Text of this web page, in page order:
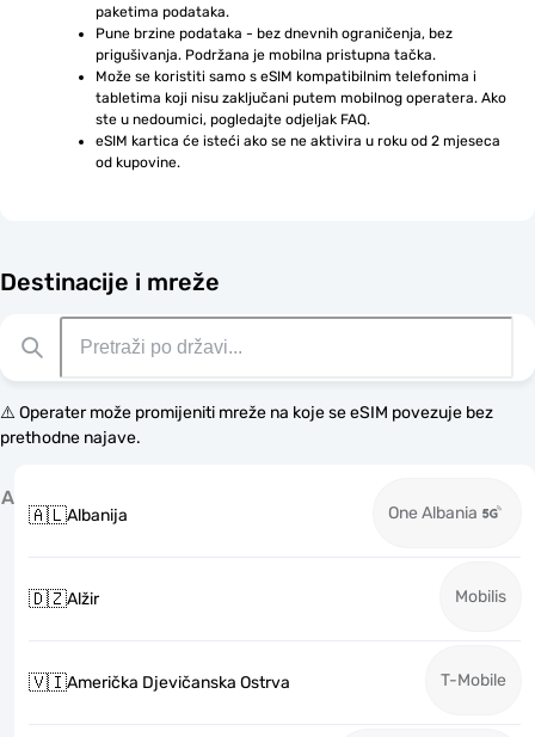
paketima podataka.
Pune brzine podataka - bez dnevnih ograničenja, bez
prigušivanja. Podržana je mobilna pristupna tačka.
Može se koristiti samo s eSIM kompatibilnim telefonima i
tabletima koji nisu zaključani putem mobilnog operatera. Ako
ste u nedoumici, pogledajte odjeljak FAQ.
eSIM kartica će isteći ako se ne aktivira u roku od 2 mjeseca
od kupovine.
Destinacije i mreže
⚠️ Operater može promijeniti mreže na koje se eSIM povezuje bez
prethodne najave.
A
🇦🇱Albanija One Albania
🇩🇿Alžir Mobilis
🇻🇮Američka Djevičanska Ostrva T-Mobile